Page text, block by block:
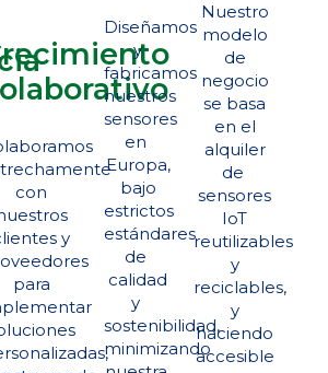
con
y
para
Diseñamos
y
fabricamos
nuestros
sensores
en ​
Europa,
bajo
estrictos
estándares
de ​
calidad
y ​
sostenibilidad,
minimizando
Nuestro
modelo
de
negocio
se basa
en el
alquiler
de ​​
sensores
IoT
reutilizables
y
reciclables,
y
haciendo
​accesible